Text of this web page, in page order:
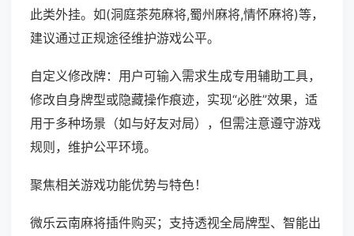
此类外挂。如(洞庭茶苑麻将,蜀州麻将,情怀麻将)等，
建议通过正规途径维护游戏公平。
自定义修改牌：用户可输入需求生成专用辅助工具，
修改自身牌型或隐藏操作痕迹，实现“必胜”效果，适
用于多种场景（如与好友对局），但需注意遵守游戏
规则，维护公平环境。
聚焦相关游戏功能优势与特色！
微乐云南麻将插件购买；支持透视全局牌型、智能出